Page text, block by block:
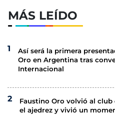
MÁS LEÍDO
Así será la primera
Oro en Argentina tras
Internacional
Faustino Oro volvió al club
el ajedrez y vivió un